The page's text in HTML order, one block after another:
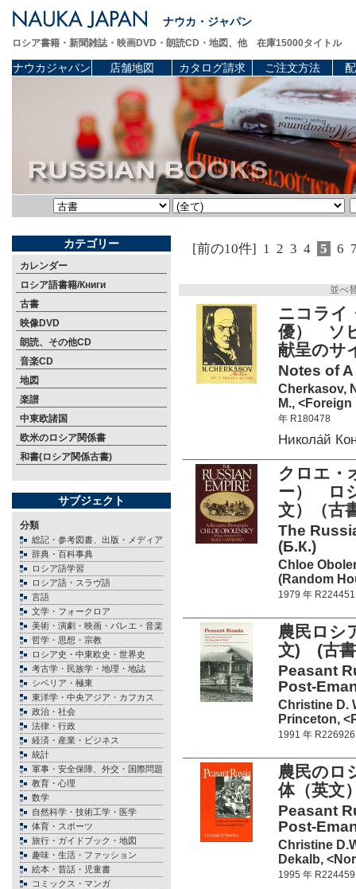
ナウカ・ジャパン
ロシア書籍・新聞雑誌・映画DVD・朗読CD・地図、他 在庫15000タイトル
ナウカジャパン 店舗地図 カタログ請求 ご注文方法
カテゴリー
カレンダー
ロシア語書籍/Книги
古書
映像DVD
朗読、その他CD
音楽CD
地図
楽譜
中東欧諸国
欧米のロシア関係書
和書(ロシア関係古書)
サブジェクト
分類
総記・参考図書、出版・メディア
辞典・百科事典
ロシア語学習
ロシア語・スラヴ語
言語
文学・フォークロア
美術・演劇・映画・バレエ・音楽
哲学・思想・宗教
ロシア史・中東欧史・世界史
考古学・民族学・地理・地誌
シベリア・極東
東洋学・中央アジア・カフカス
政治・社会
法律・行政
経済・産業・ビジネス
統計
軍事・安全保障、外交・国際問題
教育・心理
数学
自然科学・技術工学・医学
体育・スポーツ
旅行・ガイドブック・地図
趣味・生活・ファッション
絵本・昔話・児童書
コミックス・マンガ
[前の10件] 1 2 3 4 5 6
並べ
ニコライ
優） ソ
献呈のサ
Notes of
Cherkasov,
M.,
年 R180478
Никола́й
クロエ・
ー） ロ
文）（古
The
(Б.К.)
Chloe
(Random
1979 年 R224451
農民ロ
文) (古
Peasant
Post-
Christine D.
Princeton,
1991 年 R226926
農民のロ
体（英文
Peasant
Post-
Christine
Dekalb,
1995 年 R224459